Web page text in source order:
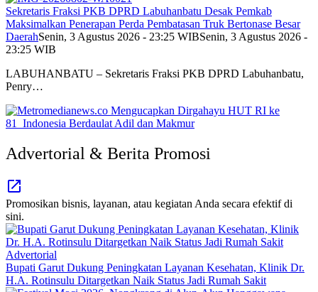
Sekretaris Fraksi PKB DPRD Labuhanbatu Desak Pemkab
Maksimalkan Penerapan Perda Pembatasan Truk Bertonase Besar
DaerahSenin, 3 Agustus 2026 - 23:25 WIBSenin, 3 Agustus 2026 -
23:25 WIB
LABUHANBATU – Sekretaris Fraksi PKB DPRD Labuhanbatu,
Penry…
Advertorial & Berita Promosi
Promosikan bisnis, layanan, atau kegiatan Anda secara efektif di
sini.
Advertorial
Bupati Garut Dukung Peningkatan Layanan Kesehatan, Klinik Dr.
H.A. Rotinsulu Ditargetkan Naik Status Jadi Rumah Sakit